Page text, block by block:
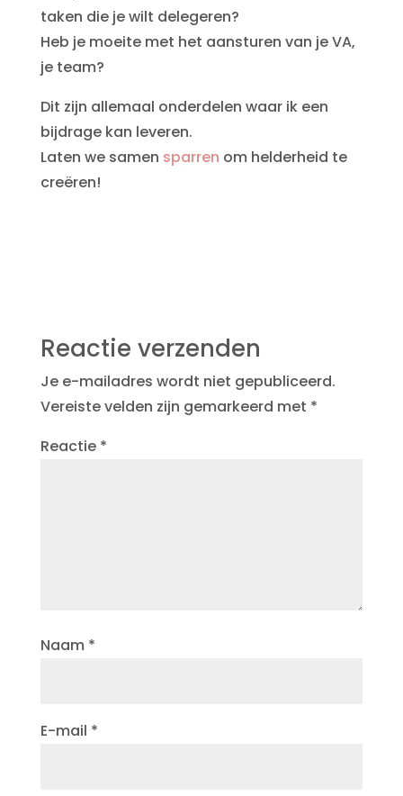
taken die je wilt delegeren?
Heb je moeite met het aansturen van je VA,
je team?
Dit zijn allemaal onderdelen waar ik een
bijdrage kan leveren.
Laten we samen sparren om helderheid te
creëren!
Reactie verzenden
Je e-mailadres wordt niet gepubliceerd.
Vereiste velden zijn gemarkeerd met *
Reactie *
Naam *
E-mail *